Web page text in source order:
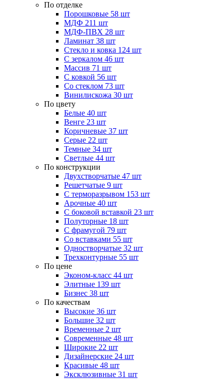
По отделке
Порошковые 58 шт
МДФ 211 шт
МДФ-ПВХ 28 шт
Ламинат 38 шт
Стекло и ковка 124 шт
С зеркалом 46 шт
Массив 71 шт
С ковкой 56 шт
Со стеклом 73 шт
Винилискожа 30 шт
По цвету
Белые 40 шт
Венге 23 шт
Коричневые 37 шт
Серые 22 шт
Темные 34 шт
Светлые 44 шт
По конструкции
Двухстворчатые 47 шт
Решетчатые 9 шт
С терморазрывом 153 шт
Арочные 40 шт
С боковой вставкой 23 шт
Полуторные 18 шт
С фрамугой 79 шт
Cо вставками 55 шт
Одностворчатые 32 шт
Трехконтурные 55 шт
По цене
Эконом-класс 44 шт
Элитные 139 шт
Бизнес 38 шт
По качествам
Высокие 36 шт
Большие 32 шт
Временные 2 шт
Современные 48 шт
Широкие 22 шт
Дизайнерские 24 шт
Красивые 48 шт
Эксклюзивные 31 шт